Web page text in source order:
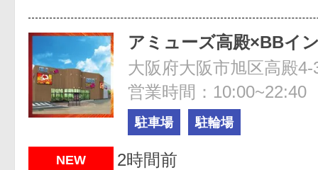
アミューズ高殿×BBイ
大阪府大阪市旭区高殿4-
営業時間：10:00~22:40
駐車場 駐輪場
NEW 2時間前